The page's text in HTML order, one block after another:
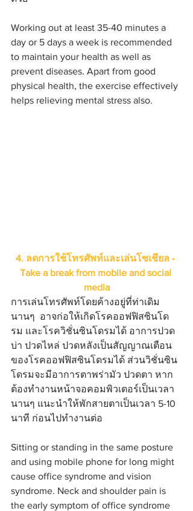
Working out at least 35-40 minutes a
day or 5 days a week is recommended
to maintain your health as well as
prevent diseases. Apart from good
physical health, the exercise effectively
helps relieving mental stress also.
4. ลดการใช้โทรศัพท์และเล่นโซเชียล -
Take a break from mobile and social
media
การเล่นโทรศัพท์โดยค้างอยู่ที่ท่าเดิม
นานๆ  อาจก่อให้เกิดโรคออฟฟิสซินโด
รม และโรควิชั่นซินโดรมได้ อาการปวด
บ่า ปวดไหล่ ปวดหลังเป็นสัญญาณเตือน
ของโรคออฟฟิสซินโดรมได้ ส่วนวิชั่นซิน
โดรมจะมีอาการตาพร่ามัว ปวดตา หาก
ต้องทำงานหน้าจอคอมพิวเตอร์เป็นเวลา
นานๆ แนะนำให้พักสายตาเป็นเวลา 5-10
นาที ก่อนไปทำงานต่อ
Sitting or standing in the same posture
and using mobile phone for long might
cause office syndrome and vision
syndrome. Neck and shoulder pain is
the early symptom of office syndrome